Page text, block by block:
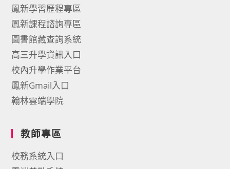
鳳新學習歷程專區
鳳新課程諮詢專區
圖書館藏查詢系統
高三升學資訊入口
校內升學作業平台
鳳新Gmail入口
翰林雲端學院
教師專區
校務系統入口